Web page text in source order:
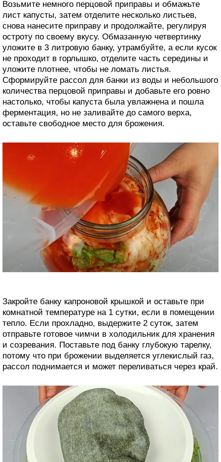
Возьмите немного перцовой приправы и обмажьте
лист капусты, затем отделите несколько листьев,
снова нанесите приправу и продолжайте, регулируя
остроту по своему вкусу. Обмазанную четвертинку
уложите в 3 литровую банку, утрамбуйте, а если кусок
не проходит в горлышко, отделите часть середины и
уложите плотнее, чтобы не ломать листья.
Сформируйте рассол для банки из воды и небольшого
количества перцовой приправы и добавьте его ровно
настолько, чтобы капуста была увлажнена и пошла
ферментация, но не заливайте до самого верха,
оставьте свободное место для брожения.
Закройте банку капроновой крышкой и оставьте при
комнатной температуре на 1 сутки, если в помещении
тепло. Если прохладно, выдержите 2 суток, затем
отправьте готовое чимчи в холодильник для хранения
и созревания. Поставьте под банку глубокую тарелку,
потому что при брожении выделяется углекислый газ,
рассол поднимается и может переливаться через край.